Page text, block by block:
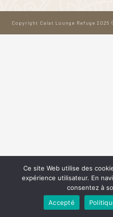
Copyright Caiat Lounge Refuge 2026
Ce site Web utilise des
expérience utilisateur. En
consentez à
Accepté